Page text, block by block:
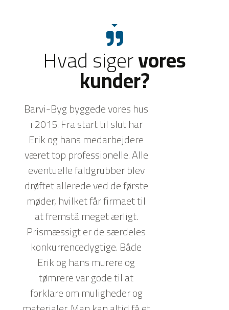
Hvad sigervores
kunder?
Barvi-Byg byggede vores hus
i 2015. Fra start til slut har
Erik og hans medarbejdere
været top professionelle. Alle
eventuelle faldgrubber blev
drøftet allerede ved de første
møder, hvilket får firmaet til
at fremstå meget ærligt.
Prismæssigt er de særdeles
konkurrencedygtige. Både
Erik og hans murere og
tømrere var gode til at
forklare om muligheder og